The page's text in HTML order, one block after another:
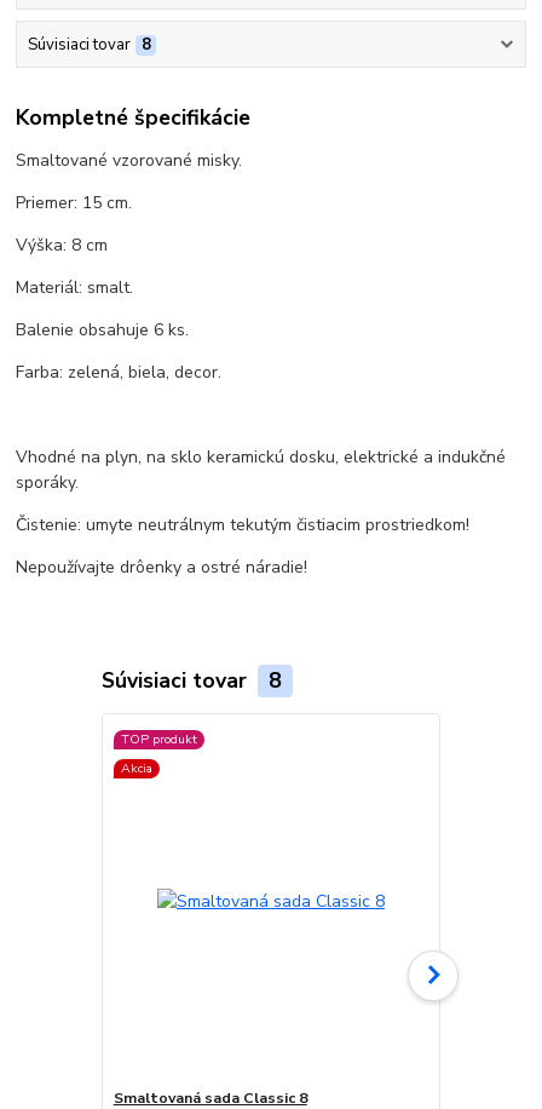
Súvisiaci tovar 8
Kompletné špecifikácie
Smaltované vzorované misky.
Priemer: 15 cm.
Výška: 8 cm
Materiál: smalt.
Balenie obsahuje 6 ks.
Farba: zelená, biela, decor.
Vhodné na plyn, na sklo keramickú dosku, elektrické a indukčné
sporáky.
Čistenie: umyte neutrálnym tekutým čistiacim prostriedkom!
Nepoužívajte drôenky a ostré náradie!
Súvisiaci tovar 8
TOP produkt
Akcia
Smaltovaná sada Classic 8